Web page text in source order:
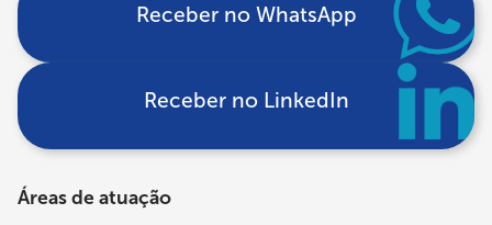
Receber no WhatsApp
Receber no LinkedIn
Áreas de atuação